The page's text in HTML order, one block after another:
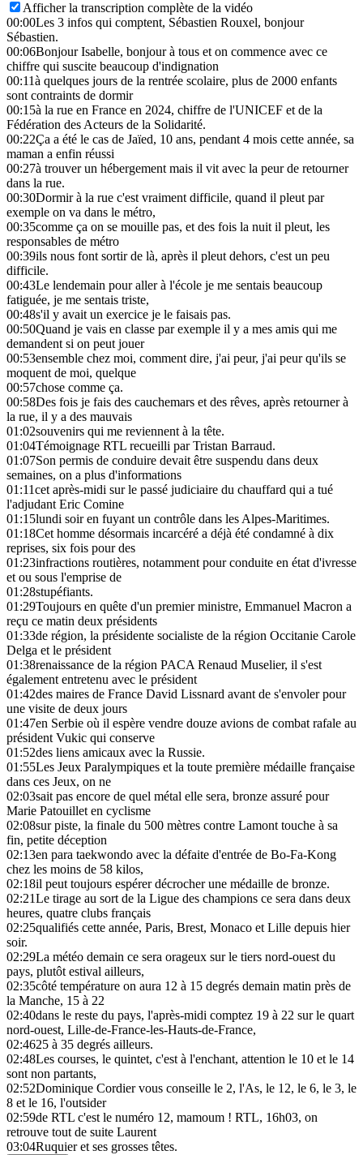
Afficher la transcription complète de la vidéo
00:00Les 3 infos qui comptent, Sébastien Rouxel, bonjour
Sébastien.
00:06Bonjour Isabelle, bonjour à tous et on commence avec ce
chiffre qui suscite beaucoup d'indignation
00:11à quelques jours de la rentrée scolaire, plus de 2000 enfants
sont contraints de dormir
00:15à la rue en France en 2024, chiffre de l'UNICEF et de la
Fédération des Acteurs de la Solidarité.
00:22Ça a été le cas de Jaïed, 10 ans, pendant 4 mois cette année, sa
maman a enfin réussi
00:27à trouver un hébergement mais il vit avec la peur de retourner
dans la rue.
00:30Dormir à la rue c'est vraiment difficile, quand il pleut par
exemple on va dans le métro,
00:35comme ça on se mouille pas, et des fois la nuit il pleut, les
responsables de métro
00:39ils nous font sortir de là, après il pleut dehors, c'est un peu
difficile.
00:43Le lendemain pour aller à l'école je me sentais beaucoup
fatiguée, je me sentais triste,
00:48s'il y avait un exercice je le faisais pas.
00:50Quand je vais en classe par exemple il y a mes amis qui me
demandent si on peut jouer
00:53ensemble chez moi, comment dire, j'ai peur, j'ai peur qu'ils se
moquent de moi, quelque
00:57chose comme ça.
00:58Des fois je fais des cauchemars et des rêves, après retourner à
la rue, il y a des mauvais
01:02souvenirs qui me reviennent à la tête.
01:04Témoignage RTL recueilli par Tristan Barraud.
01:07Son permis de conduire devait être suspendu dans deux
semaines, on a plus d'informations
01:11cet après-midi sur le passé judiciaire du chauffard qui a tué
l'adjudant Eric Comine
01:15lundi soir en fuyant un contrôle dans les Alpes-Maritimes.
01:18Cet homme désormais incarcéré a déjà été condamné à dix
reprises, six fois pour des
01:23infractions routières, notamment pour conduite en état d'ivresse
et ou sous l'emprise de
01:28stupéfiants.
01:29Toujours en quête d'un premier ministre, Emmanuel Macron a
reçu ce matin deux présidents
01:33de région, la présidente socialiste de la région Occitanie Carole
Delga et le président
01:38renaissance de la région PACA Renaud Muselier, il s'est
également entretenu avec le président
01:42des maires de France David Lissnard avant de s'envoler pour
une visite de deux jours
01:47en Serbie où il espère vendre douze avions de combat rafale au
président Vukic qui conserve
01:52des liens amicaux avec la Russie.
01:55Les Jeux Paralympiques et la toute première médaille française
dans ces Jeux, on ne
02:03sait pas encore de quel métal elle sera, bronze assuré pour
Marie Patouillet en cyclisme
02:08sur piste, la finale du 500 mètres contre Lamont touche à sa
fin, petite déception
02:13en para taekwondo avec la défaite d'entrée de Bo-Fa-Kong
chez les moins de 58 kilos,
02:18il peut toujours espérer décrocher une médaille de bronze.
02:21Le tirage au sort de la Ligue des champions ce sera dans deux
heures, quatre clubs français
02:25qualifiés cette année, Paris, Brest, Monaco et Lille depuis hier
soir.
02:29La météo demain ce sera orageux sur le tiers nord-ouest du
pays, plutôt estival ailleurs,
02:35côté température on aura 12 à 15 degrés demain matin près de
la Manche, 15 à 22
02:40dans le reste du pays, l'après-midi comptez 19 à 22 sur le quart
nord-ouest, Lille-de-France-les-Hauts-de-France,
02:4625 à 35 degrés ailleurs.
02:48Les courses, le quintet, c'est à l'enchant, attention le 10 et le 14
sont non partants,
02:52Dominique Cordier vous conseille le 2, l'As, le 12, le 6, le 3, le
8 et le 16, l'outsider
02:59de RTL c'est le numéro 12, mamoum ! RTL, 16h03, on
retrouve tout de suite Laurent
03:04Ruquier et ses grosses têtes.